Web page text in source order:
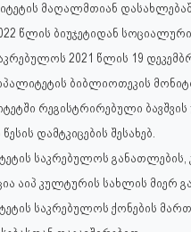
მაღალმთიან
წლის ბიუჯეტიდან სოციალური
2021 წლის 19
ბიბლიოთეკის
რეგისტრირებული
დამტკიცების შესახებ.
საკრებულოს
აიპ კულტურის სახლის მიერ
საკრებულოს ქონების